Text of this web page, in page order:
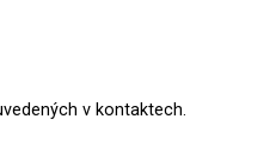
v kontaktech.